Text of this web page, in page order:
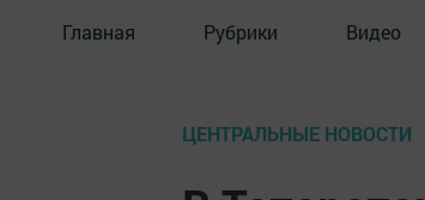
Главная Рубрики Видео
ЦЕНТРАЛЬНЫЕ НОВОСТИ